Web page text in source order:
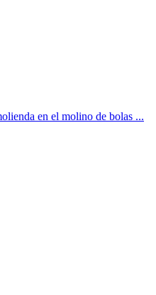
en el molino de bolas ...